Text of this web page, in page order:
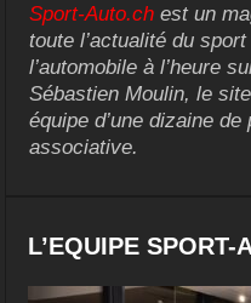
Sport-Auto.ch est un
toute l’actualité du
l’automobile à l’heure
Sébastien Moulin, le
équipe d’une dizaine
associative.
L’EQUIPE SPORT-